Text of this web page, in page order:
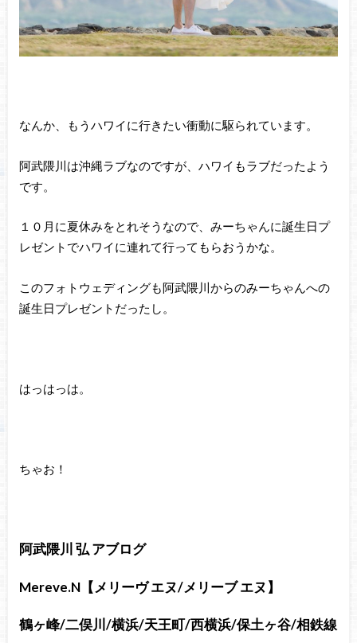
なんか、もうハワイに行きたい衝動に駆られています。
阿武隈川は沖縄ラブなのですが、ハワイもラブだったよう
です。
１０月に夏休みをとれそうなので、みーちゃんに誕生日プ
レゼントでハワイに連れて行ってもらおうかな。
このフォトウェディングも阿武隈川からのみーちゃんへの
誕生日プレゼントだったし。
はっはっは。
ちゃお！
阿武隈川 弘 アブログ
Mereve.N【メリーヴ エヌ/メリーブ エヌ】
鶴ヶ峰/二俣川/横浜/天王町/西横浜/保土ヶ谷/相鉄線